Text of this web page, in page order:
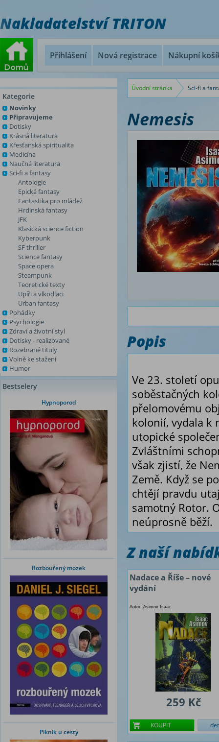
Nakladatelství TRITON
Přihlášení Nová registrace Nákupní
Kategorie
Novinky
Připravujeme
Dotisky
Krásná literatura
Křesťanská spiritualita
Medicína
Naučná literatura
Sci-fi a fantasy
Antologie
Epická fantasy
Fantastika pro mládež
Hrdinská fantasy
JFK
Klasická science fiction
Kyberpunk
SF thriller
Science fantasy
Space opera
Steampunk
Teoretické texty
Upíři a vlkodlaci
Urban fantasy
Pohádky
Psychologie
Zdraví a životní styl
Dotisky - realizované
Rozebrané tituly
Volně ke stažení
Humor
Bestselery
Hypnoporod
Rozbouřený mozek
Piknik u cesty
Úvodní stránka Sci-fi a
Nemesis
Popis
Ve 23. století
soběstačných
přelomovému
kolonií, vydala k
utopické
Zvláštními
však zjistí, že
Země. Když se
chtějí pravdu
samotný Rotor.
neúprosně běží.
Z naší
Nadace a Říše – nové
vydání
Autor: Asimov Isaac
259 Kč
KOUPIT